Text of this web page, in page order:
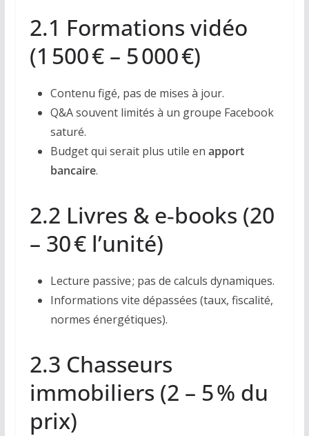
2.1 Formations vidéo
(1 500 € – 5 000 €)
Contenu figé, pas de mises à jour.
Q&A souvent limités à un groupe Facebook
saturé.
Budget qui serait plus utile en apport
bancaire.
2.2 Livres & e‑books (20
– 30 € l’unité)
Lecture passive ; pas de calculs dynamiques.
Informations vite dépassées (taux, fiscalité,
normes énergétiques).
2.3 Chasseurs
immobiliers (2 – 5 % du
prix)